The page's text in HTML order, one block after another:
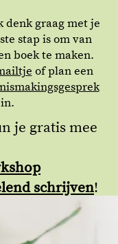
denk graag met je
stap is om van
boek te maken.
of plan een
in​.
je gratis mee
schrijven!
plek zodat
doen.